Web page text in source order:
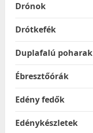
Drónok
Drótkefék
Duplafalú poharak
Ébresztőórák
Edény fedők
Edénykészletek